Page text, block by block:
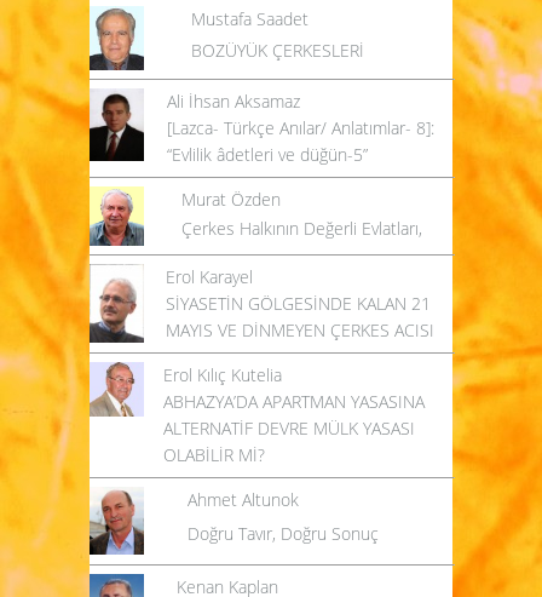
Mustafa Saadet
BOZÜYÜK ÇERKESLERİ
Ali İhsan Aksamaz
[Lazca- Türkçe Anılar/ Anlatımlar- 8]:
“Evlilik âdetleri ve düğün-5”
Murat Özden
Çerkes Halkının Değerli Evlatları,
Erol Karayel
SİYASETİN GÖLGESİNDE KALAN 21
MAYIS VE DİNMEYEN ÇERKES ACISI
Erol Kılıç Kutelia
ABHAZYA’DA APARTMAN YASASINA
ALTERNATİF DEVRE MÜLK YASASI
OLABİLİR Mİ?
Ahmet Altunok
Doğru Tavır, Doğru Sonuç
Kenan Kaplan